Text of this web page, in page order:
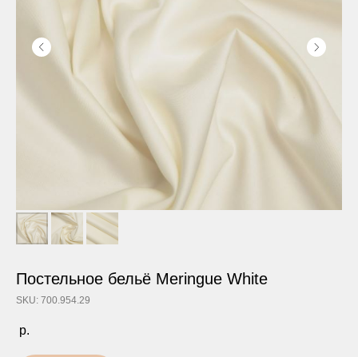
Постельное бельё Meringue White
SKU: 700.954.29
р.